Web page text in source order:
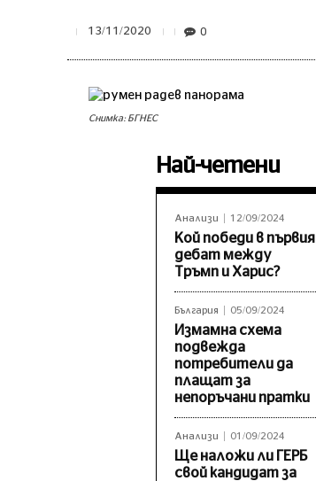
13/11/2020 0
Снимка: БГНЕС
Най-четени
Анализи 12/09/2024
Кой победи в първия
дебат между
Тръмп и Харис?
България 05/09/2024
Измамна схема
подвежда
потребители да
плащат за
непоръчани пратки
Анализи 01/09/2024
Ще наложи ли ГЕРБ
свой кандидат за